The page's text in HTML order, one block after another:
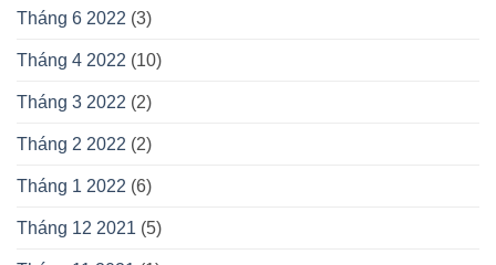
Tháng 6 2022 (3)
Tháng 4 2022 (10)
Tháng 3 2022 (2)
Tháng 2 2022 (2)
Tháng 1 2022 (6)
Tháng 12 2021 (5)